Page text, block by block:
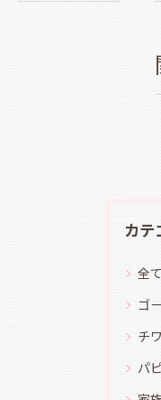
カテ
全
ゴ
チ
パ